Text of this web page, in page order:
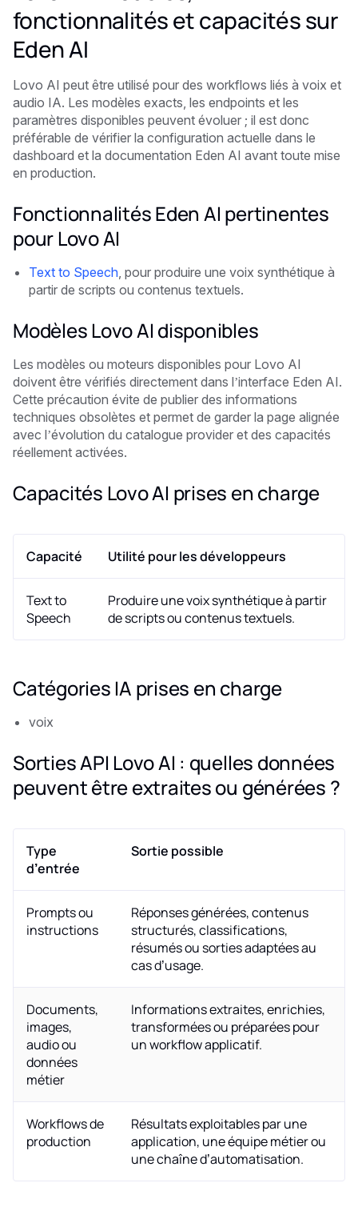
fonctionnalités et capacités sur
Eden AI
Lovo AI peut être utilisé pour des workflows liés à voix et
audio IA. Les modèles exacts, les endpoints et les
paramètres disponibles peuvent évoluer ; il est donc
préférable de vérifier la configuration actuelle dans le
dashboard et la documentation Eden AI avant toute mise
en production.
Fonctionnalités Eden AI pertinentes
pour Lovo AI
Text to Speech, pour produire une voix synthétique à
partir de scripts ou contenus textuels.
Modèles Lovo AI disponibles
Les modèles ou moteurs disponibles pour Lovo AI
doivent être vérifiés directement dans l’interface Eden AI.
Cette précaution évite de publier des informations
techniques obsolètes et permet de garder la page alignée
avec l’évolution du catalogue provider et des capacités
réellement activées.
Capacités Lovo AI prises en charge
Capacité Utilité pour les développeurs
Text to
Speech
Produire une voix synthétique à partir
de scripts ou contenus textuels.
Catégories IA prises en charge
voix
Sorties API Lovo AI : quelles données
peuvent être extraites ou générées ?
Type
d’entrée
Sortie possible
Prompts ou
instructions
Réponses générées, contenus
structurés, classifications,
résumés ou sorties adaptées au
cas d’usage.
Documents,
images,
audio ou
données
métier
Informations extraites, enrichies,
transformées ou préparées pour
un workflow applicatif.
Workflows de
production
Résultats exploitables par une
application, une équipe métier ou
une chaîne d’automatisation.